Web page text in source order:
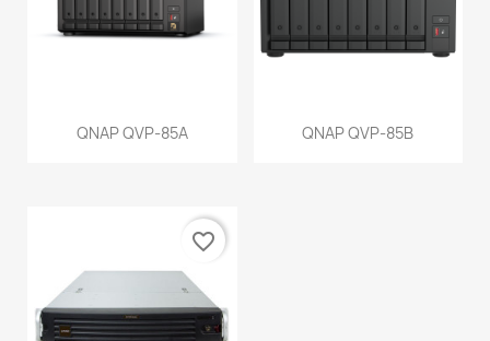
QNAP QVP-85A QNAP QVP-85B
favorite_border